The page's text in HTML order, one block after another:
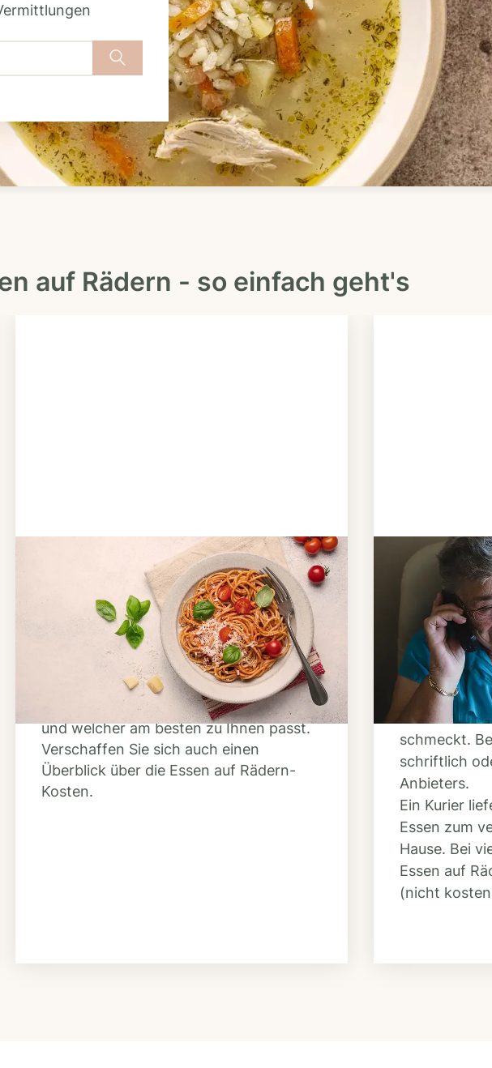
auf Rädern - so einfach geht's
Schritt 2
Anbieter finden
Nutzen Sie unsere große Mahlzeiten-
Dienst-Suche, um herauszufinden,
welche Anbieter es in Ihrer Region gibt
und welcher am besten zu Ihnen passt.
Verschaffen Sie sich auch einen
Überblick über die Essen auf Rädern-
Kosten.
Schritt
lassen
Suchen Sie
Ihres
schmeckt.
schriftlich
Anbieters.
Ein Kurier
Essen zum
Hause. Bei
Essen auf
(nicht